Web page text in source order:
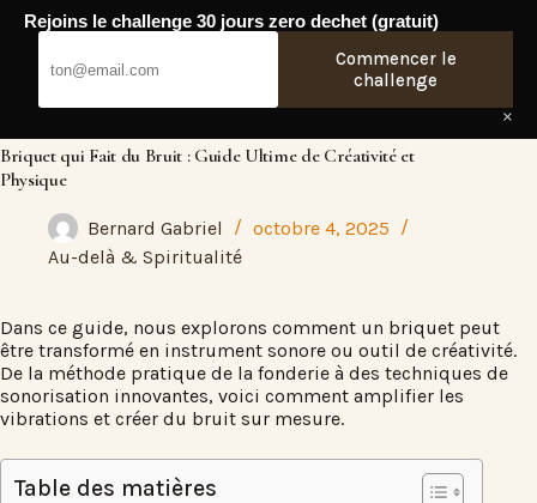
Passer
Briquet qui Fait du Bruit : Guide Ultime de Créativité et
Physique
Bernard Gabriel
octobre 4, 2025
Au-delà & Spiritualité
Dans ce guide, nous explorons comment un briquet peut
être transformé en instrument sonore ou outil de créativité.
De la méthode pratique de la fonderie à des techniques de
sonorisation innovantes, voici comment amplifier les
vibrations et créer du bruit sur mesure.
Table des matières
Rejoins le challenge 30 jours zero dechet (gratuit)
Commencer le
challenge
×